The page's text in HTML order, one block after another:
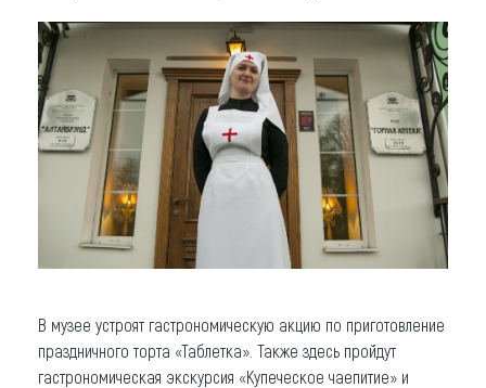
В музее устроят гастрономическую акцию по приготовление
праздничного торта «Таблетка». Также здесь пройдут
гастрономическая экскурсия «Купеческое чаепитие» и